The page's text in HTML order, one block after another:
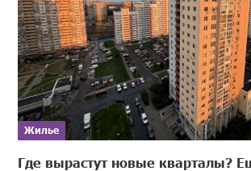
Жилье
Где вырастут новые кварталы?